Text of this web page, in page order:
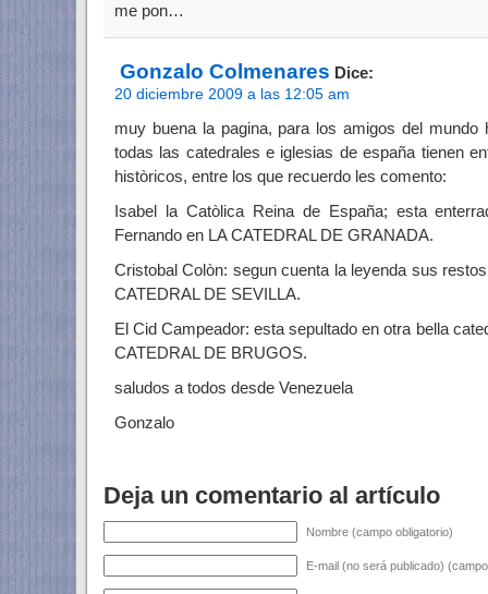
me pon…
Gonzalo Colmenares Dice:
20 diciembre 2009 a las 12:05 am
muy buena la pagina, para los amigos del mundo
todas las catedrales e iglesias de españa tienen
històricos, entre los que recuerdo les comento:
Isabel la Catòlica Reina de España; esta
Fernando en LA CATEDRAL DE GRANADA.
Cristobal Colòn: segun cuenta la leyenda sus
CATEDRAL DE SEVILLA.
El Cid Campeador: esta sepultado en otra bella
CATEDRAL DE BRUGOS.
saludos a todos desde Venezuela
Gonzalo
Deja un comentario al artículo
Nombre (campo obligatorio)
E-mail (no será publicado)